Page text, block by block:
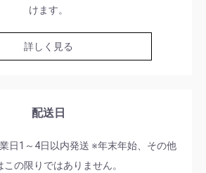
けます。
詳しく見る
配送日
日1～4日以内発送 ※年末年始、その他
この限りではありません。